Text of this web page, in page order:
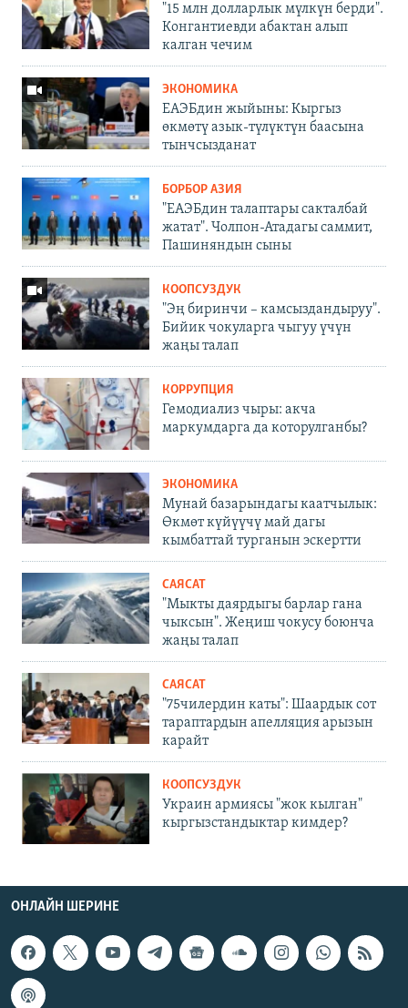
"15 млн долларлык мүлкүн берди".
Конгантиевди абактан алып
калган чечим
ЭКОНОМИКА
ЕАЭБдин жыйыны: Кыргыз
өкмөтү азык-түлүктүн баасына
тынчсызданат
БОРБОР АЗИЯ
"ЕАЭБдин талаптары сакталбай
жатат". Чолпон-Атадагы саммит,
Пашиняндын сыны
КООПСУЗДУК
"Эң биринчи – камсыздандыруу".
Бийик чокуларга чыгуу үчүн
жаңы талап
КОРРУПЦИЯ
Гемодиализ чыры: акча
маркумдарга да которулганбы?
ЭКОНОМИКА
Мунай базарындагы каатчылык:
Өкмөт күйүүчү май дагы
кымбаттай турганын эскертти
САЯСАТ
"Мыкты даярдыгы барлар гана
чыксын". Жеңиш чокусу боюнча
жаңы талап
САЯСАТ
"75чилердин каты": Шаардык сот
тараптардын апелляция арызын
карайт
КООПСУЗДУК
Украин армиясы "жок кылган"
кыргызстандыктар кимдер?
ОНЛАЙН ШЕРИНЕ